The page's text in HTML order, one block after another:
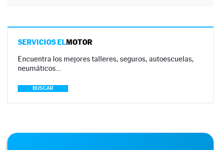
SERVICIOS ELMOTOR
Encuentra los mejores talleres, seguros, autoescuelas,
neumáticos…
BUSCAR